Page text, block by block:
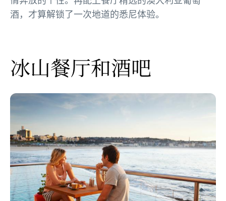
酒，才算解锁了一次地道的悉尼体验。
冰山餐厅和酒吧